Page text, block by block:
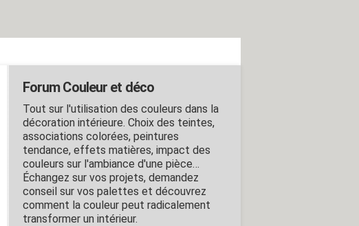
Forum Couleur et déco
Tout sur l'utilisation des couleurs dans la
décoration intérieure. Choix des teintes,
associations colorées, peintures
tendance, effets matières, impact des
couleurs sur l'ambiance d'une pièce…
Échangez sur vos projets, demandez
conseil sur vos palettes et découvrez
comment la couleur peut radicalement
transformer un intérieur.